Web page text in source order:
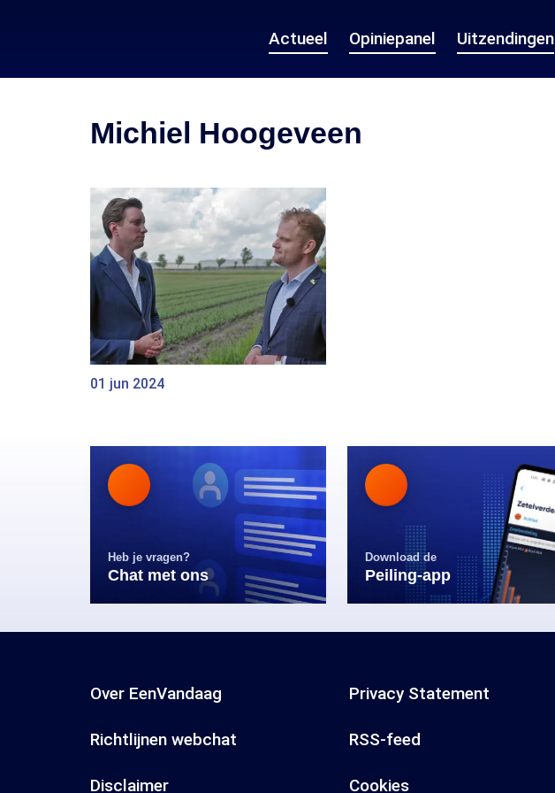
Actueel Opiniepanel Uitzendingen
Michiel Hoogeveen
01 jun 2024
Heb je vragen?
Chat met ons
Download de
Peiling-app
Over EenVandaag Privacy Statement
Richtlijnen webchat RSS-feed
Disclaimer Cookies